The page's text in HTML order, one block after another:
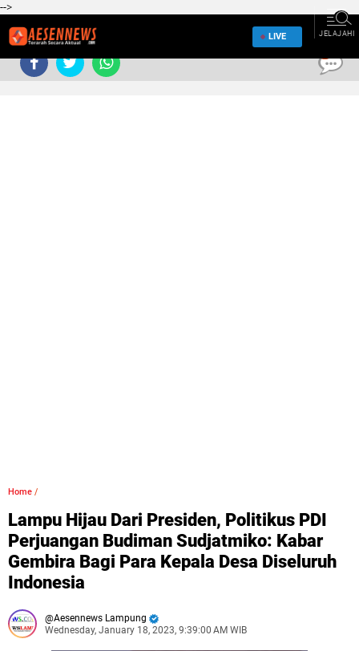
-->
LIVE JELAJAHI
Home /
Lampu Hijau Dari Presiden, Politikus PDI
Perjuangan Budiman Sudjatmiko: Kabar
Gembira Bagi Para Kepala Desa Diseluruh
Indonesia
Aesennews Lampung
Wednesday, January 18, 2023, 9:39:00 AM WIB